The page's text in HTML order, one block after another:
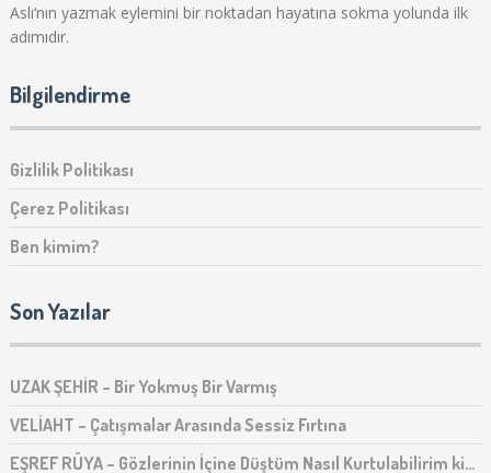
Aslı‘nın yazmak eylemini bir noktadan hayatına sokma yolunda ilk
adımıdır.
Bilgilendirme
Gizlilik Politikası
Çerez Politikası
Ben kimim?
Son Yazılar
UZAK ŞEHİR – Bir Yokmuş Bir Varmış
VELİAHT – Çatışmalar Arasında Sessiz Fırtına
EŞREF RÜYA – Gözlerinin İçine Düştüm Nasıl Kurtulabilirim ki…